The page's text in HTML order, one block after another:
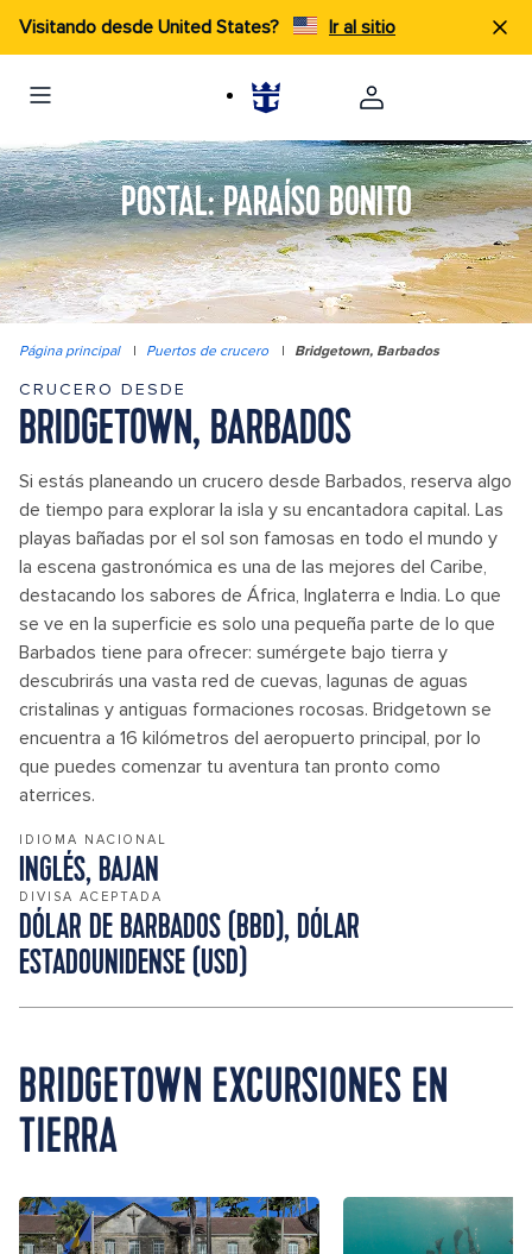
Visitando desde United States? Ir al sitio
POSTAL: PARAÍSO BONITO
Página principal | Puertos de crucero | Bridgetown, Barbados
CRUCERO DESDE
BRIDGETOWN, BARBADOS
Si estás planeando un crucero desde Barbados, reserva algo
de tiempo para explorar la isla y su encantadora capital. Las
playas bañadas por el sol son famosas en todo el mundo y
la escena gastronómica es una de las mejores del Caribe,
destacando los sabores de África, Inglaterra e India. Lo que
se ve en la superficie es solo una pequeña parte de lo que
Barbados tiene para ofrecer: sumérgete bajo tierra y
descubrirás una vasta red de cuevas, lagunas de aguas
cristalinas y antiguas formaciones rocosas. Bridgetown se
encuentra a 16 kilómetros del aeropuerto principal, por lo
que puedes comenzar tu aventura tan pronto como
aterrices.
IDIOMA NACIONAL
INGLÉS, BAJAN
DIVISA ACEPTADA
DÓLAR DE BARBADOS (BBD), DÓLAR
ESTADOUNIDENSE (USD)
BRIDGETOWN EXCURSIONES EN
TIERRA